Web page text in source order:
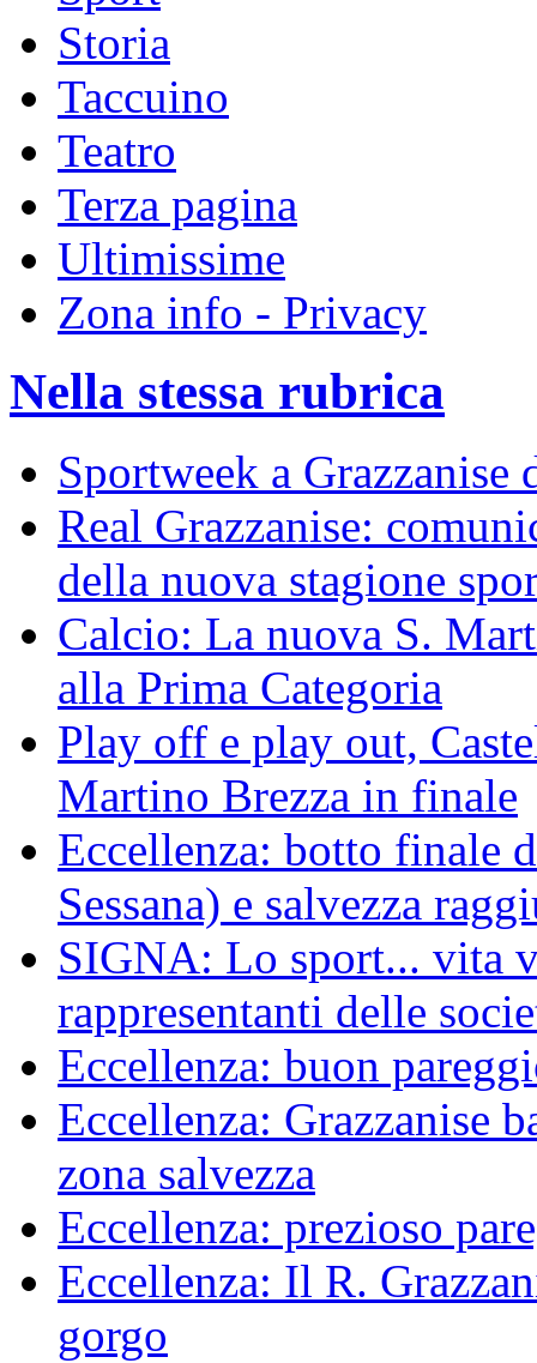
Storia
Taccuino
Teatro
Terza pagina
Ultimissime
Zona info - Privacy
Nella stessa rubrica
Sportweek a
Real Grazzanise:
della nuova stagione
Calcio: La nuova S.
alla Prima Categoria
Play off e play out,
Martino Brezza in finale
Eccellenza: botto finale
Sessana) e salvezza
SIGNA: Lo sport... vita
rappresentanti delle
Eccellenza: buon
Eccellenza: Grazzanise
zona salvezza
Eccellenza: prezioso
Eccellenza: Il R.
gorgo